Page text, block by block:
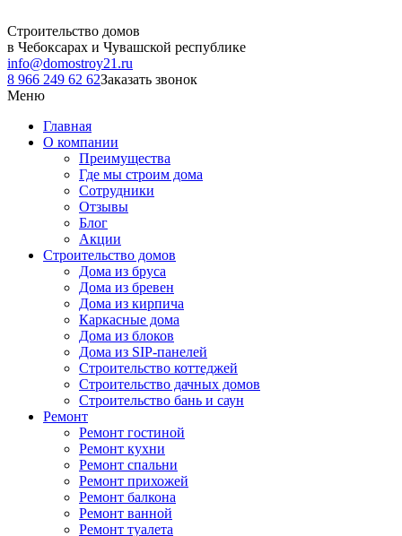
Строительство домов
в Чебоксарах и Чувашской республике
info@domostroy21.ru
8 966 249 62 62Заказать звонок
Меню
Главная
О компании
Преимущества
Где мы строим дома
Сотрудники
Отзывы
Блог
Акции
Строительство домов
Дома из бруса
Дома из бревен
Дома из кирпича
Каркасные дома
Дома из блоков
Дома из SIP-панелей
Строительство коттеджей
Строительство дачных домов
Строительство бань и саун
Ремонт
Ремонт гостиной
Ремонт кухни
Ремонт спальни
Ремонт прихожей
Ремонт балкона
Ремонт ванной
Ремонт туалета